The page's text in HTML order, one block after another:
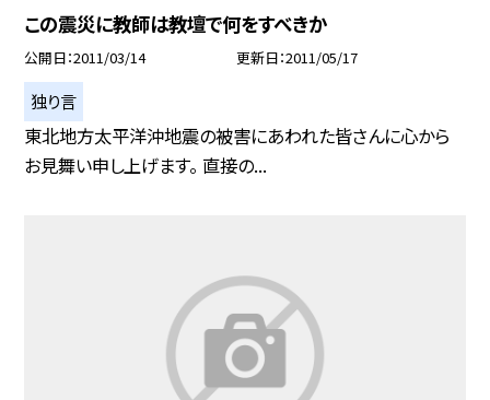
この震災に教師は教壇で何をすべきか
公開日 2011/03/14 更新日 2011/05/17
独り言
東北地方太平洋沖地震の被害にあわれた皆さんに心から
お見舞い申し上げます。 直接の...